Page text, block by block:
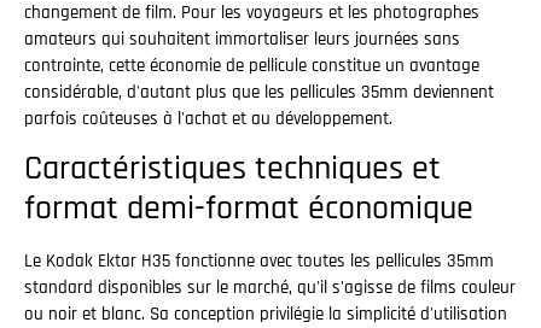
changement de film. Pour les voyageurs et les photographes
amateurs qui souhaitent immortaliser leurs journées sans
contrainte, cette économie de pellicule constitue un avantage
considérable, d'autant plus que les pellicules 35mm deviennent
parfois coûteuses à l'achat et au développement.
Caractéristiques techniques et
format demi-format économique
Le Kodak Ektar H35 fonctionne avec toutes les pellicules 35mm
standard disponibles sur le marché, qu'il s'agisse de films couleur
ou noir et blanc. Sa conception privilégie la simplicité d'utilisation